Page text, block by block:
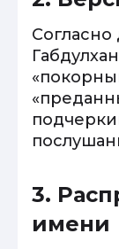
3.
имени